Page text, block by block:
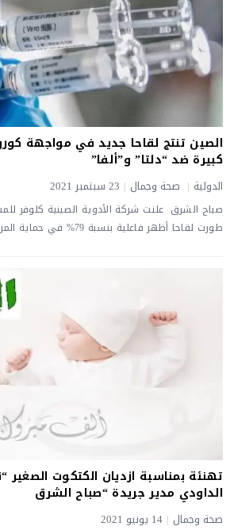
الصين تنتج لقاحا جديد في مواجهة
كبيرة ضد “دلتا” و”ألفا”
الدولية صحة وجمال 23 سبتمبر 2021
صباح الشرق علنت شركة الأدوية الصينية كلوفر
طورت لقاحا أظهر فاعلية بنسبة 79% في حماية المريض...
تهنئة بمناسبة ازديان الكتكوت الصغير
الداودي مدير جريدة “صباح الشرق
صحة وجمال 14 يونيو 2021